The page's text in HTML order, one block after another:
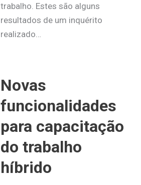
trabalho. Estes são alguns
resultados de um inquérito
realizado…
Novas
funcionalidades
para capacitação
do trabalho
híbrido